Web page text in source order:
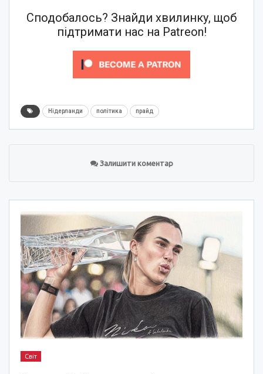
Сподобалось? Знайди хвилинку, щоб
підтримати нас на Patreon!
Нідерланди політика прайд
Залишити коментар
Світ